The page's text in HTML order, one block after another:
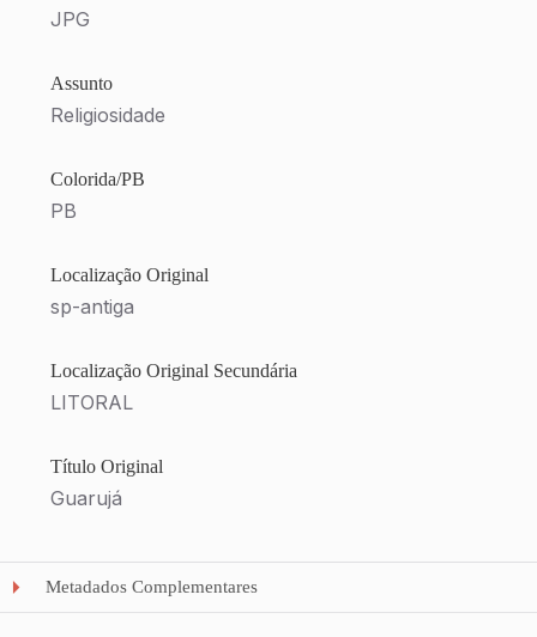
JPG
Assunto
Religiosidade
Colorida/PB
PB
Localização Original
sp-antiga
Localização Original Secundária
LITORAL
Título Original
Guarujá
Metadados Complementares